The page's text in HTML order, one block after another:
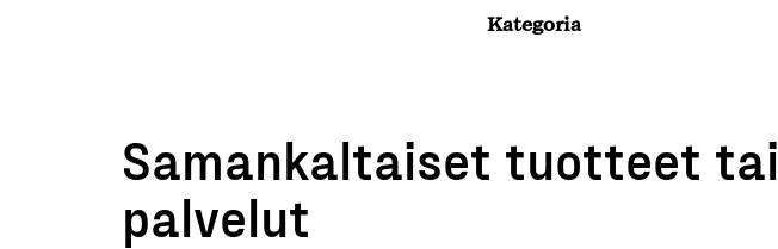
Kategoria
Samankaltaiset tuotteet tai
palvelut